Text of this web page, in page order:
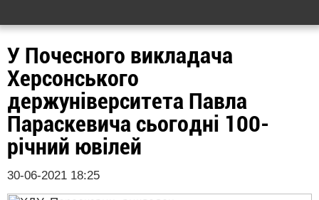
У Почесного викладача
Херсонського
держуніверситета Павла
Параскевича сьогодні 100-
річний ювілей
30-06-2021 18:25